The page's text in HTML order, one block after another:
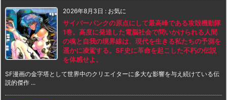
2026年8月3日 : お気に
サイバーパンクの原点にして最高峰である攻殻機動隊
1巻。高度に発達した電脳社会で問いかけられる人間
の魂と自我の境界線は、現代を生きる私たちの予測を
遥かに凌駕する。SF史に革命を起こした不朽の伝説
を体感せよ。
SF漫画の金字塔として世界中のクリエイターに多大な影響を与え続けている伝
説的傑作 ...